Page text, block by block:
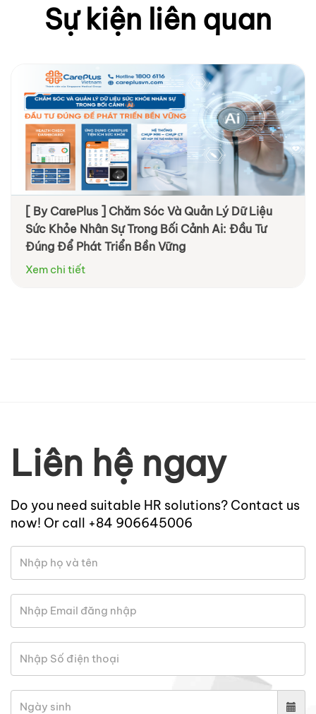
Sự kiện liên quan
[ By CarePlus ] Chăm Sóc Và Quản Lý Dữ Liệu
Sức Khỏe Nhân Sự Trong Bối Cảnh Ai: Đầu Tư
Đúng Để Phát Triển Bền Vững
Xem chi tiết
Liên hệ ngay
Do you need suitable HR solutions? Contact us
now! Or call +84 906645006